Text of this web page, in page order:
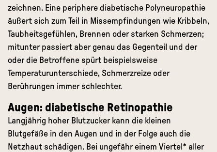
zeichnen. Eine periphere diabetische Polyneuropathie
äußert sich zum Teil in Missempfindungen wie Kribbeln,
Taubheitsgefühlen, Brennen oder starken Schmerzen;
mitunter passiert aber genau das Gegenteil und der
oder die Betroffene spürt beispielsweise
Temperaturunterschiede, Schmerzreize oder
Berührungen immer schlechter.
Augen: diabetische Retinopathie
Langjährig hoher Blutzucker kann die kleinen
Blutgefäße in den Augen und in der Folge auch die
Netzhaut schädigen. Bei ungefähr einem Viertel* aller